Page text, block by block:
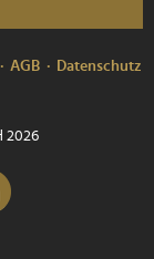
AGB
Datenschutz
2026